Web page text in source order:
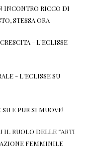
INCONTRO RICCO DI
STESSA ORA
- L'ECLISSE
- L'ECLISSESU
SU E PUR SI MUOVE!
IL RUOLO DELLE “ARTI
FEMMINILE